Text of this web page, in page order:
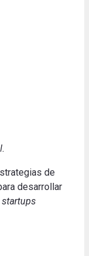
de
desarrollar
startups